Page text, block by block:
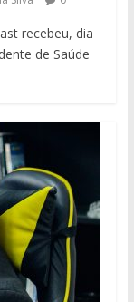
recebeu, dia
de Saúde